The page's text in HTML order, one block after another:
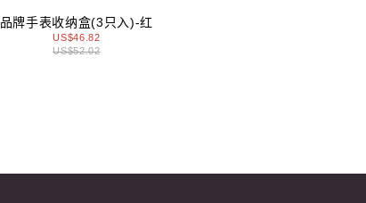
品牌手表收纳盒(3只入)-红
US$46.82
US$52.02